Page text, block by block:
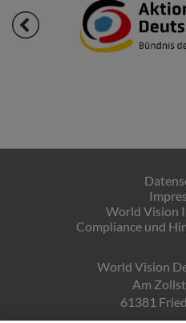
World Vision
Compliance und
World Vision
Am
61381